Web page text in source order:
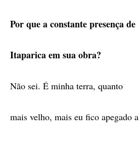
Por que a constante presença de
Itaparica em sua obra?
Não sei. É minha terra, quanto
mais velho, mais eu fico apegado a